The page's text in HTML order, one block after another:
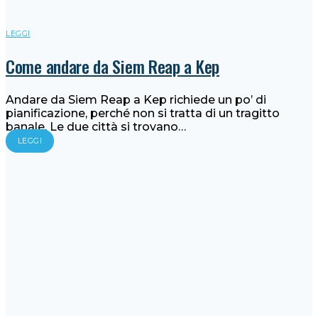
LEGGI
Come andare da Siem Reap a Kep
Andare da Siem Reap a Kep richiede un po’ di
pianificazione, perché non si tratta di un tragitto
banale. Le due città si trovano…
LEGGI